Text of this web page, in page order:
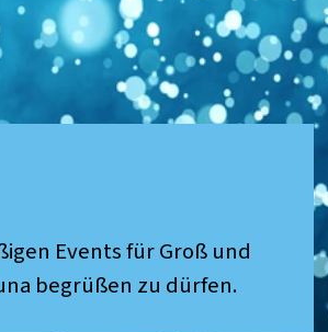
Events für Groß und
begrüßen zu dürfen.